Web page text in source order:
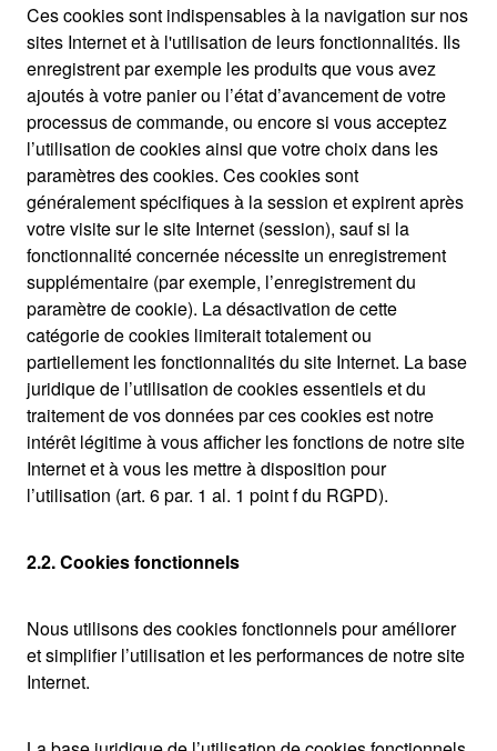
Ces cookies sont indispensables à la navigation sur nos
sites Internet et à l'utilisation de leurs fonctionnalités. Ils
enregistrent par exemple les produits que vous avez
ajoutés à votre panier ou l’état d’avancement de votre
processus de commande, ou encore si vous acceptez
l’utilisation de cookies ainsi que votre choix dans les
paramètres des cookies. Ces cookies sont
généralement spécifiques à la session et expirent après
votre visite sur le site Internet (session), sauf si la
fonctionnalité concernée nécessite un enregistrement
supplémentaire (par exemple, l’enregistrement du
paramètre de cookie). La désactivation de cette
catégorie de cookies limiterait totalement ou
partiellement les fonctionnalités du site Internet. La base
juridique de l’utilisation de cookies essentiels et du
traitement de vos données par ces cookies est notre
intérêt légitime à vous afficher les fonctions de notre site
Internet et à vous les mettre à disposition pour
l’utilisation (art. 6 par. 1 al. 1 point f du RGPD).
2.2. Cookies fonctionnels
Nous utilisons des cookies fonctionnels pour améliorer
et simplifier l’utilisation et les performances de notre site
Internet.